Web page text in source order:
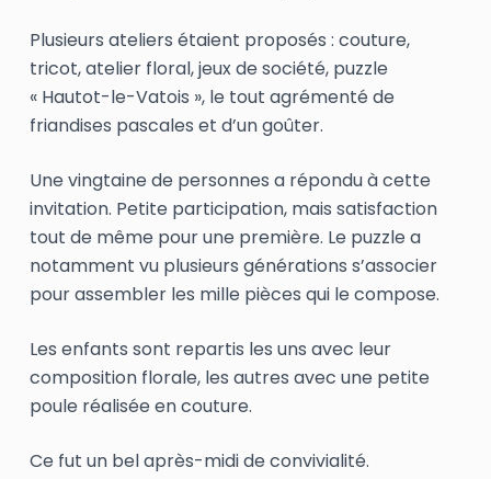
uPlusieurs ateliers étaient proposés : couture,
tricot, atelier floral, jeux de société, puzzle
« Hautot-le-Vatois », le tout agrémenté de
friandises pascales et d’un goûter.
Une vingtaine de personnes a répondu à cette
invitation. Petite participation, mais satisfaction
tout de même pour une première. Le puzzle a
notamment vu plusieurs générations s’associer
pour assembler les mille pièces qui le compose.
Les enfants sont repartis les uns avec leur
composition florale, les autres avec une petite
poule réalisée en couture.
Ce fut un bel après-midi de convivialité.